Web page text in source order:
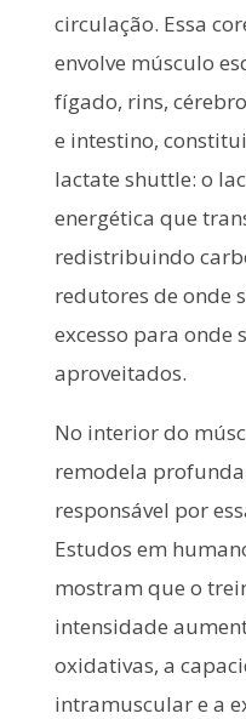
circulação. Essa
envolve músculo
fígado, rins,
e intestino,
lactate shuttle: o
energética que
redistribuindo
redutores de onde
excesso para onde
aproveitados.
No interior do
remodela
responsável por
Estudos em
mostram que o
intensidade
oxidativas, a
intramuscular e a